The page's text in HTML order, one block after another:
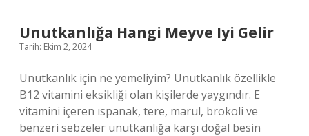
Unutkanlığa Hangi Meyve Iyi Gelir
Tarih: Ekim 2, 2024
Unutkanlık için ne yemeliyim? Unutkanlık özellikle
B12 vitamini eksikliği olan kişilerde yaygındır. E
vitamini içeren ıspanak, tere, marul, brokoli ve
benzeri sebzeler unutkanlığa karşı doğal besin